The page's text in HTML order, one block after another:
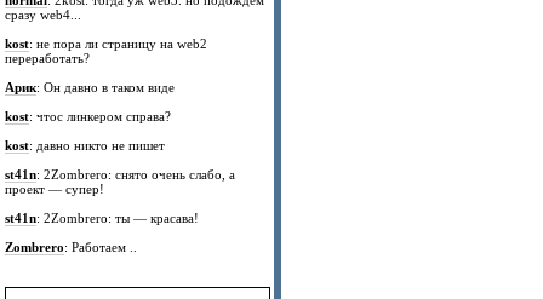
сразу web4...
kost: не пора ли страницу на web2
переработать?
Арик: Он давно в таком виде
kost: чтос линкером справа?
kost: давно никто не пишет
st41n: 2Zombrero: снято очень слабо, а
проект — супер!
st41n: 2Zombrero: ты — красава!
Zombrero: Работаем ..